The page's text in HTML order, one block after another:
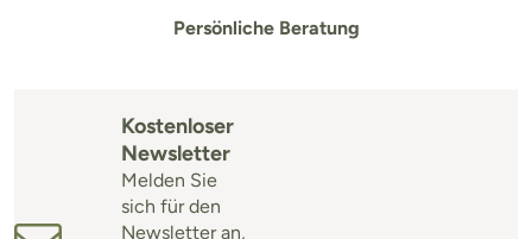
Persönliche Beratung
Kostenloser
Newsletter
Melden Sie
sich für den
Newsletter an,